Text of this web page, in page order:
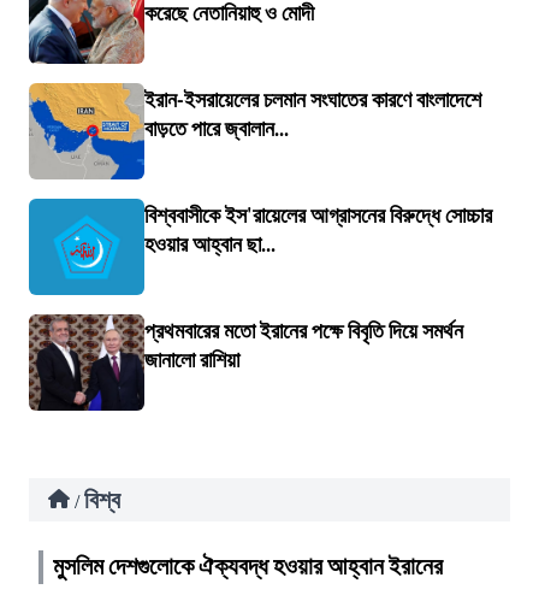
করেছে নেতানিয়াহু ও মোদী
ইরান-ইসরায়েলের চলমান সংঘাতের কারণে বাংলাদেশে
বাড়তে পারে জ্বালান...
বিশ্ববাসীকে ইস'রায়েলের আগ্রাসনের বিরুদ্ধে সোচ্চার
হওয়ার আহ্বান ছা...
প্রথমবারের মতো ইরানের পক্ষে বিবৃতি দিয়ে সমর্থন
জানালো রাশিয়া
/ বিশ্ব
মুসলিম দেশগুলোকে ঐক্যবদ্ধ হওয়ার আহ্বান ইরানের